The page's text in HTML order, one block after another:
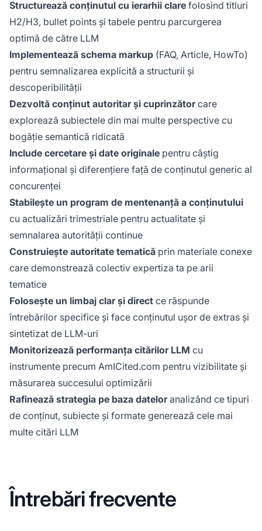
Structurează conținutul cu ierarhii clare folosind titluri
H2/H3, bullet points și tabele pentru parcurgerea
optimă de către LLM
Implementează schema markup (FAQ, Article, HowTo)
pentru semnalizarea explicită a structurii și
descoperibilității
Dezvoltă conținut autoritar și cuprinzătorcare
explorează subiectele din mai multe perspective cu
bogăție semantică ridicată
Include cercetare și date originale pentru câștig
informațional și diferențiere față de conținutul generic al
concurenței
Stabilește un program de mentenanță a conținutului
cu actualizări trimestriale pentru actualitate și
semnalarea autorității continue
Construiește autoritate tematică prin materiale conexe
care demonstrează colectiv expertiza ta pe arii
tematice
Folosește un limbaj clar și direct ce răspunde
întrebărilor specifice și face conținutul ușor de extras și
sintetizat de LLM-uri
Monitorizează performanța citărilor LLM cu
instrumente precum AmICited.com pentru vizibilitate și
măsurarea succesului optimizării
Rafinează strategia pe baza dateloranalizând ce tipuri
de conținut, subiecte și formate generează cele mai
multe citări LLM
Întrebări frecvente